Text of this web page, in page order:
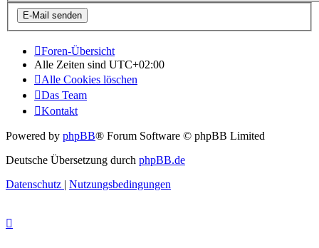
Foren-Übersicht
Alle Zeiten sind UTC+02:00
Alle Cookies löschen
Das Team
Kontakt
Powered by phpBB® Forum Software © phpBB Limited
Deutsche Übersetzung durch phpBB.de
Datenschutz | Nutzungsbedingungen